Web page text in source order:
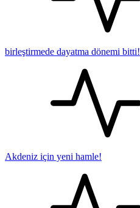
birleştirmede dayatma dönemi bitti!
Akdeniz için yeni hamle!